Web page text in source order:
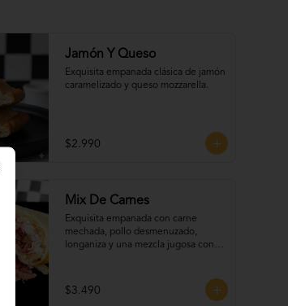
Jamón Y Queso
Exquisita empanada clásica de jamón
caramelizado y queso mozzarella.
$2.990
Mix De Carnes
Exquisita empanada con carne
mechada, pollo desmenuzado,
longaniza y una mezcla jugosa con
$3.490
Close